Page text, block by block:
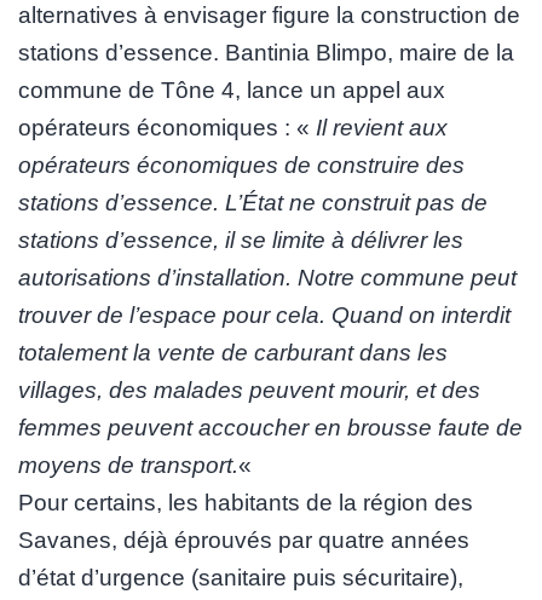
alternatives à envisager figure la construction de
stations d’essence. Bantinia Blimpo, maire de la
commune de Tône 4, lance un appel aux
opérateurs économiques : « Il revient aux
opérateurs économiques de construire des
stations d’essence. L’État ne construit pas de
stations d’essence, il se limite à délivrer les
autorisations d’installation. Notre commune peut
trouver de l’espace pour cela. Quand on interdit
totalement la vente de carburant dans les
villages, des malades peuvent mourir, et des
femmes peuvent accoucher en brousse faute de
moyens de transport.«
Pour certains, les habitants de la région des
Savanes, déjà éprouvés par quatre années
d’état d’urgence (sanitaire puis sécuritaire),